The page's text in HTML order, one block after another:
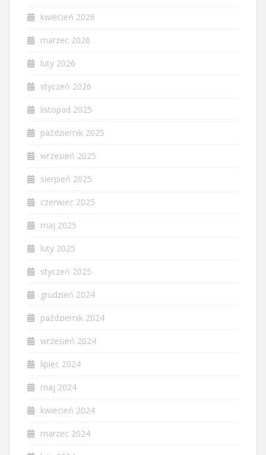
kwiecień 2026
marzec 2026
luty 2026
styczeń 2026
listopad 2025
październik 2025
wrzesień 2025
sierpień 2025
czerwiec 2025
maj 2025
luty 2025
styczeń 2025
grudzień 2024
październik 2024
wrzesień 2024
lipiec 2024
maj 2024
kwiecień 2024
marzec 2024